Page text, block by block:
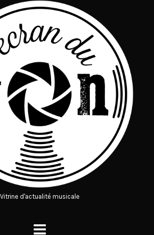
Vitrine d'actualité musicale